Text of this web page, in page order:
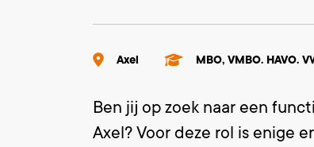
Axel MBO, VMBO. HAVO.
Ben jij op zoek naar een
Axel? Voor deze rol is enige